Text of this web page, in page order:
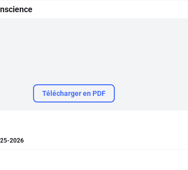
Télécharger en PDF
2026